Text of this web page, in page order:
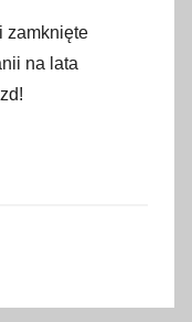
zamknięte
na lata